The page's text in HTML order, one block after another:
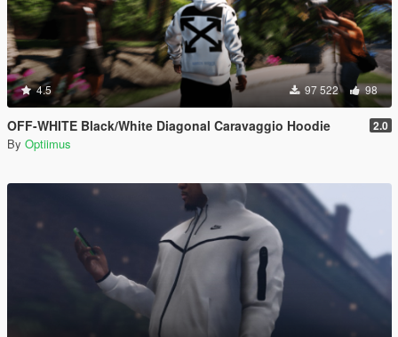
4.5 97 522 98
OFF-WHITE Black/White Diagonal Caravaggio Hoodie 2.0
By Optiimus